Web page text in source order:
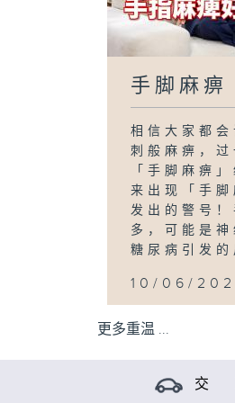
手脚麻痹
相信大家都
刺般麻痹，
「手脚麻痹
来出现「手
发出的警号
多，可能是
糖尿病引发
10/06/
更多重温 ...
交